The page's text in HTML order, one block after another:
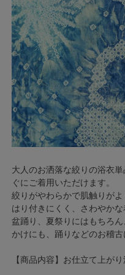
大人のお洒落な絞りの浴衣
ぐにご着用いただけます。
絞りがやわらかで肌触りが
はり付きにくく、さわやかな
盆踊り、夏祭りにはもちろ
かけにも、踊りなどのお稽古
【商品内容】お仕立て上が